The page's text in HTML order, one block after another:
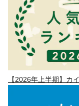
【2026年上半期】カ